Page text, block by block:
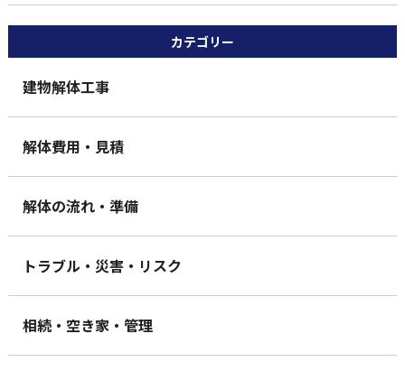
カテゴリー
建物解体工事
解体費用・見積
解体の流れ・準備
トラブル・災害・リスク
相続・空き家・管理